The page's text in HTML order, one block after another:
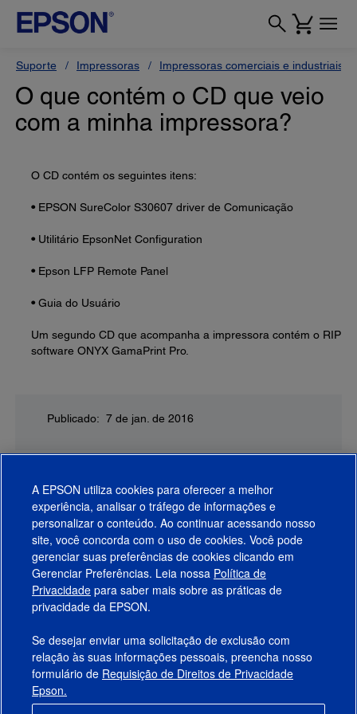
Suporte Impressoras Impressoras comerciais e industriais
O que contém o CD que veio
com a minha impressora?
O CD contém os seguintes itens:
• EPSON SureColor S30607 driver de Comunicação
• Utilitário EpsonNet Configuration
• Epson LFP Remote Panel
• Guia do Usuário
Um segundo CD que acompanha a impressora contém o RIP
software ONYX GamaPrint Pro.
Publicado: 7 de jan. de 2016
Produtos
Suporte
Links Sugeridos
Empresa
A EPSON utiliza cookies para oferecer a melhor
experiência, analisar o tráfego de informações e
personalizar o conteúdo. Ao continuar acessando nosso
site, você concorda com o uso de cookies. Você pode
gerenciar suas preferências de cookies clicando em
Gerenciar Preferências. Leia nossa Política de
Privacidade para saber mais sobre as práticas de
privacidade da EPSON.
Se desejar enviar uma solicitação de exclusão com
relação às suas informações pessoais, preencha nosso
formulário de Requisição de Direitos de Privacidade
Epson.